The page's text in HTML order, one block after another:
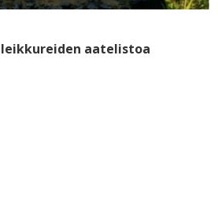
aatelistoa